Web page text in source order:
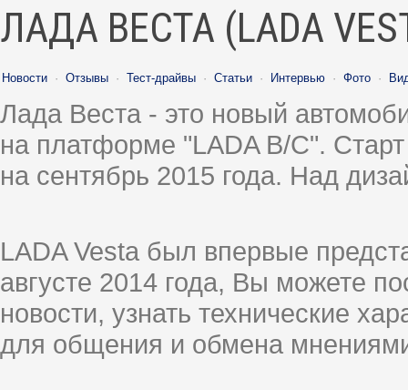
ЛАДА ВЕСТА (LADA
Новости · Отзывы · Тест-драйвы · Статьи · Интервью · Фото ·
Лада Веста - это новый
на платформе "LADA B/C".
на сентябрь 2015 года. Над
LADA Vesta был впервые
августе 2014 года, Вы можете
новости, узнать технические
для общения и обмена